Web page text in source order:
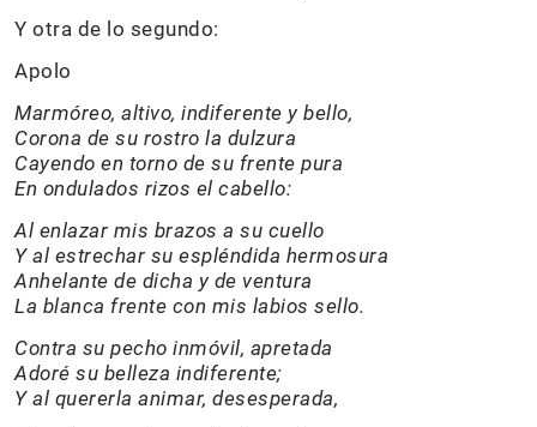
Y otra de lo segundo:
Apolo
Marmóreo, altivo, indiferente y bello,
Corona de su rostro la dulzura
Cayendo en torno de su frente pura
En ondulados rizos el cabello:
Al enlazar mis brazos a su cuello
Y al estrechar su espléndida hermosura
Anhelante de dicha y de ventura
La blanca frente con mis labios sello.
Contra su pecho inmóvil, apretada
Adoré su belleza indiferente;
Y al quererla animar, desesperada,